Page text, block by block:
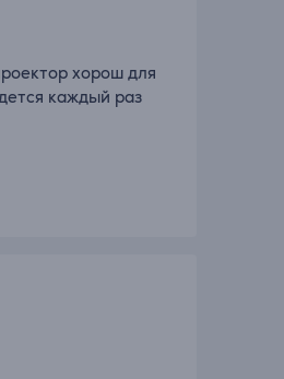
хорош для
каждый раз